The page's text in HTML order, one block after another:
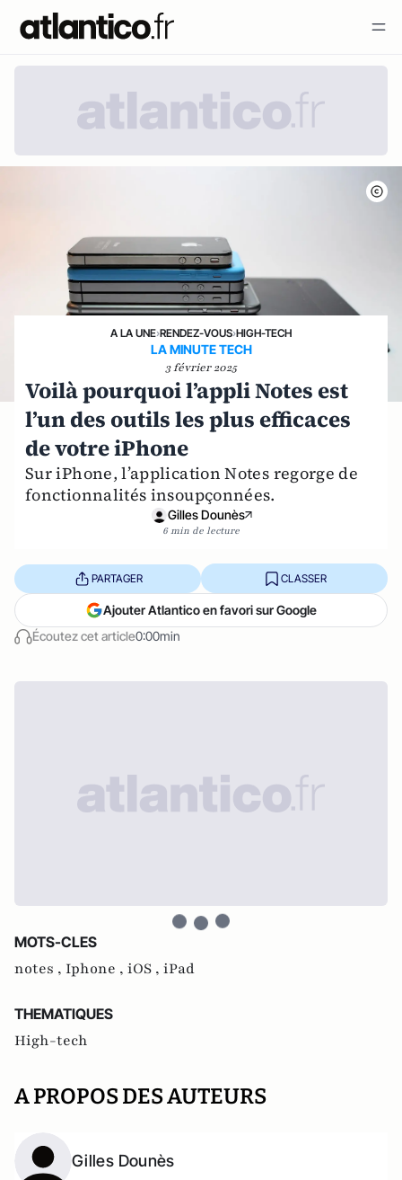
A LA UNE›RENDEZ-VOUS›HIGH-TECH
LA MINUTE TECH
3 février 2025
Voilà pourquoi l’appli Notes est
l’un des outils les plus efficaces
de votre iPhone
Sur iPhone, l’application Notes regorge de
fonctionnalités insoupçonnées.
Gilles Dounès
6 min de lecture
Écoutez cet article0:00min
PARTAGER CLASSER
Ajouter Atlantico en favori sur Google
MOTS-CLES
notes , Iphone , iOS , iPad
THEMATIQUES
High-tech
A PROPOS DES AUTEURS
Gilles Dounès